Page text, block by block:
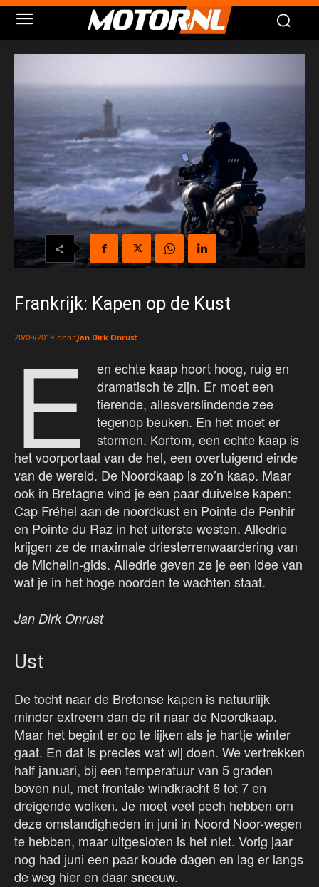
Frankrijk: Kapen op de Kust
20/09/2019 door Jan Dirk Onrust
E
en echte kaap hoort hoog, ruig en
dramatisch te zijn. Er moet een
tierende, allesverslindende zee
tegenop beuken. En het moet er
stormen. Kortom, een echte kaap is
het voorportaal van de hel, een overtuigend einde
van de wereld. De Noordkaap is zo’n kaap. Maar
ook in Bretagne vind je een paar duivelse kapen:
Cap Fréhel aan de noordkust en Pointe de Penhir
en Pointe du Raz in het uiterste westen. Alledrie
krijgen ze de maximale driesterrenwaardering van
de Michelin-gids. Alledrie geven ze je een idee van
wat je in het hoge noorden te wachten staat.
Jan Dirk Onrust
Ust
De tocht naar de Bretonse kapen is natuurlijk
minder extreem dan de rit naar de Noordkaap.
Maar het begint er op te lijken als je hartje winter
gaat. En dat is precies wat wij doen. We vertrekken
half januari, bij een temperatuur van 5 graden
boven nul, met frontale windkracht 6 tot 7 en
dreigende wolken. Je moet veel pech hebben om
deze omstandigheden in juni in Noord Noor-wegen
te hebben, maar uitgesloten is het niet. Vorig jaar
nog had juni een paar koude dagen en lag er langs
de weg hier en daar sneeuw.